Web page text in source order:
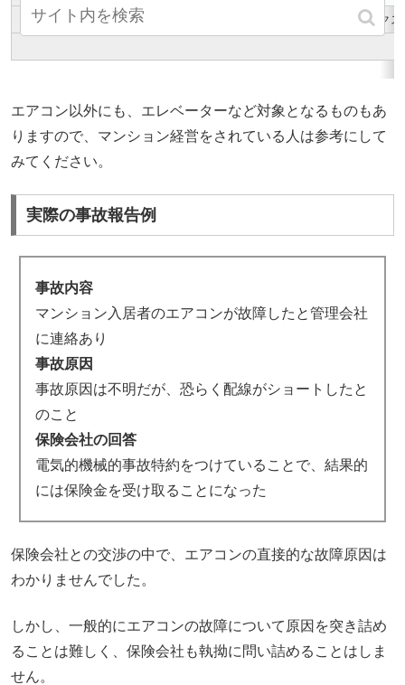
その他の設備
自動ドア設備、シャッター設備、宅配ボック
エアコン以外にも、エレベーターなど対象となるものもあ
りますので、マンション経営をされている人は参考にして
みてください。
実際の事故報告例
事故内容
マンション入居者のエアコンが故障したと管理会社
に連絡あり
事故原因
事故原因は不明だが、恐らく配線がショートしたと
のこと
保険会社の回答
電気的機械的事故特約をつけていることで、結果的
には保険金を受け取ることになった
保険会社との交渉の中で、エアコンの直接的な故障原因は
わかりませんでした。
しかし、一般的にエアコンの故障について原因を突き詰め
ることは難しく、保険会社も執拗に問い詰めることはしま
せん。